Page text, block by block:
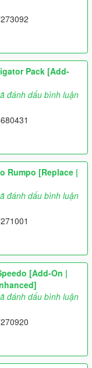
Pack [Add-
đánh dấu bình luận
Rumpo [Replace |
đánh dấu bình luận
[Add-On |
đánh dấu bình luận